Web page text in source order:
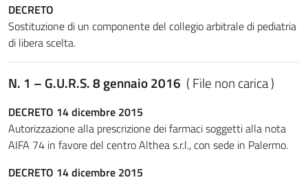
DECRETO
Sostituzione di un componente del collegio arbitrale di pediatria
di libera scelta.
N. 1 – G.U.R.S. 8 gennaio 2016 ( File non carica )
DECRETO 14 dicembre 2015
Autorizzazione alla prescrizione dei farmaci soggetti alla nota
AIFA 74 in favore del centro Althea s.r.l., con sede in Palermo.
DECRETO 14 dicembre 2015